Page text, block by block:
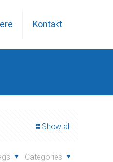
Kontakt
Show all
Categories